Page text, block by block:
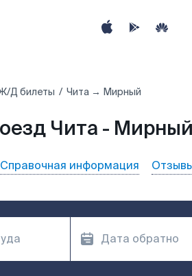
Д билеты Чита → Мирный
Чита - Мирный
Справочная информация